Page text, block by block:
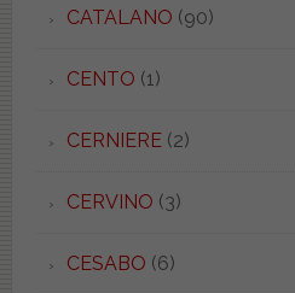
CATALANO (90)
CENTO (1)
CERNIERE(2)
CERVINO (3)
CESABO (6)